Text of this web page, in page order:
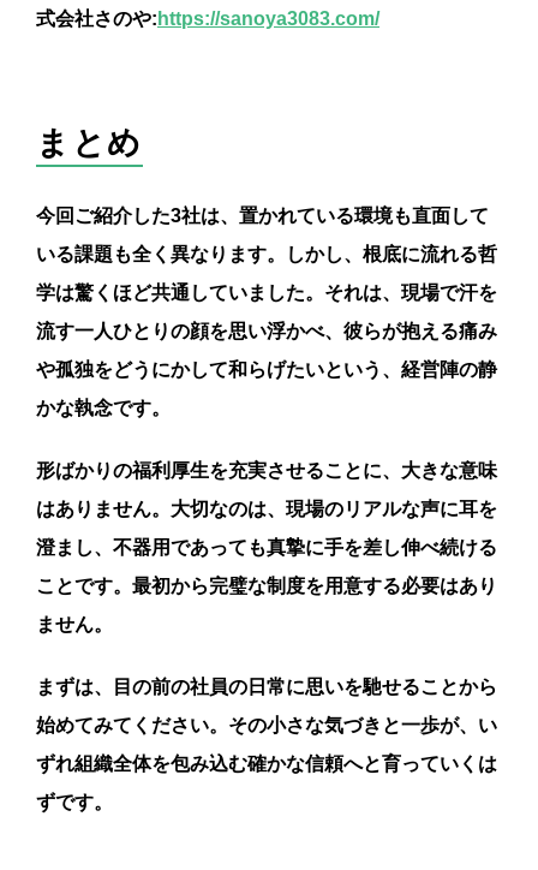
式会社さのや: https://sanoya3083.com/
まとめ
今回ご紹介した3社は、置かれている環境も直面して
いる課題も全く異なります。しかし、根底に流れる哲
学は驚くほど共通していました。それは、現場で汗を
流す一人ひとりの顔を思い浮かべ、彼らが抱える痛み
や孤独をどうにかして和らげたいという、経営陣の静
かな執念です。
形ばかりの福利厚生を充実させることに、大きな意味
はありません。大切なのは、現場のリアルな声に耳を
澄まし、不器用であっても真摯に手を差し伸べ続ける
ことです。最初から完璧な制度を用意する必要はあり
ません。
まずは、目の前の社員の日常に思いを馳せることから
始めてみてください。その小さな気づきと一歩が、い
ずれ組織全体を包み込む確かな信頼へと育っていくは
ずです。